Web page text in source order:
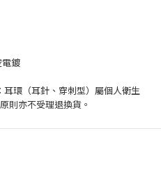
鍍
環（耳針、穿刺型）屬個人衛生
則亦不受理退換貨。